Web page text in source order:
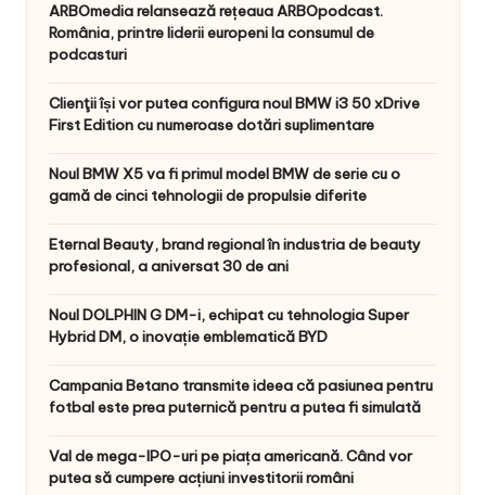
ARBOmedia relansează rețeaua ARBOpodcast.
România, printre liderii europeni la consumul de
podcasturi
Clienţii își vor putea configura noul BMW i3 50 xDrive
First Edition cu numeroase dotări suplimentare
Noul BMW X5 va fi primul model BMW de serie cu o
gamă de cinci tehnologii de propulsie diferite
Eternal Beauty, brand regional în industria de beauty
profesional, a aniversat 30 de ani
Noul DOLPHIN G DM-i, echipat cu tehnologia Super
Hybrid DM, o inovație emblematică BYD
Campania Betano transmite ideea că pasiunea pentru
fotbal este prea puternică pentru a putea fi simulată
Val de mega-IPO-uri pe piața americană. Când vor
putea să cumpere acțiuni investitorii români